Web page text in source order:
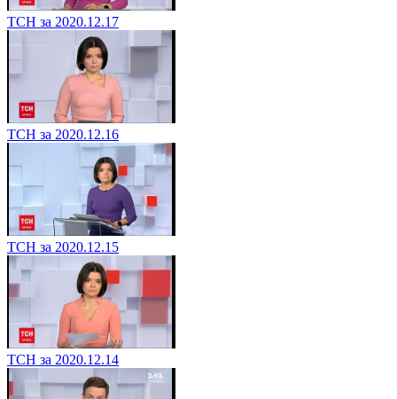
ТСН за 2020.12.17
ТСН за 2020.12.16
ТСН за 2020.12.15
ТСН за 2020.12.14